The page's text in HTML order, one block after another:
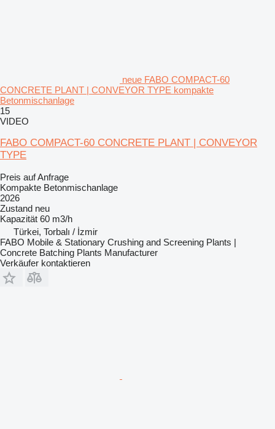
neue FABO COMPACT-60
CONCRETE PLANT | CONVEYOR TYPE kompakte
Betonmischanlage
15
VIDEO
FABO COMPACT-60 CONCRETE PLANT | CONVEYOR
TYPE
Preis auf Anfrage
Kompakte Betonmischanlage
2026
Zustand neu
Kapazität 60 m3/h
Türkei, Torbalı / İzmir
FABO Mobile & Stationary Crushing and Screening Plants |
Concrete Batching Plants Manufacturer
Verkäufer kontaktieren